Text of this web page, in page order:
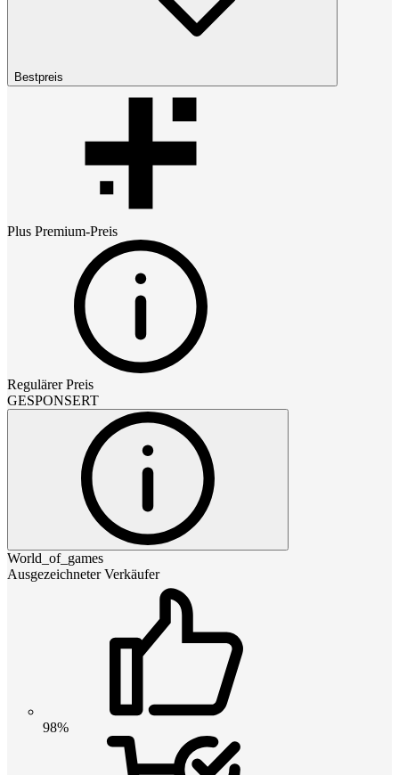
Bestpreis
Plus Premium-Preis
Regulärer Preis
GESPONSERT
World_of_games
Ausgezeichneter Verkäufer
98%